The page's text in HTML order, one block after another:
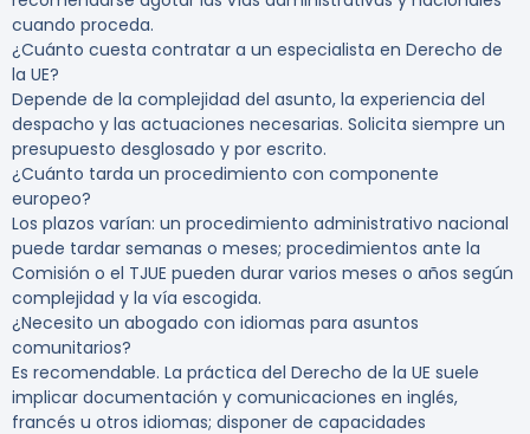
cuando proceda.
¿Cuánto cuesta contratar a un especialista en Derecho de
la UE?
Depende de la complejidad del asunto, la experiencia del
despacho y las actuaciones necesarias. Solicita siempre un
presupuesto desglosado y por escrito.
¿Cuánto tarda un procedimiento con componente
europeo?
Los plazos varían: un procedimiento administrativo nacional
puede tardar semanas o meses; procedimientos ante la
Comisión o el TJUE pueden durar varios meses o años según
complejidad y la vía escogida.
¿Necesito un abogado con idiomas para asuntos
comunitarios?
Es recomendable. La práctica del Derecho de la UE suele
implicar documentación y comunicaciones en inglés,
francés u otros idiomas; disponer de capacidades